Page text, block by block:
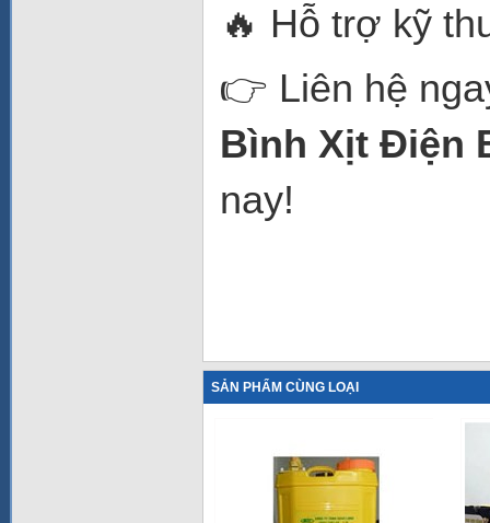
🔥 Hỗ trợ kỹ
👉 Liên hệ
Bình Xịt Điện
nay!
SẢN PHẨM CÙNG LOẠI